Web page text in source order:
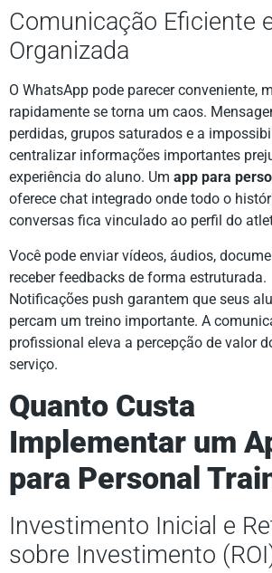
Comunicação Eficiente
Organizada
O WhatsApp pode parecer conveniente,
rapidamente se torna um caos.
perdidas, grupos saturados e a
centralizar informações importantes
experiência do aluno. Um app para
oferece chat integrado onde todo o
conversas fica vinculado ao perfil do
Você pode enviar vídeos, áudios,
receber feedbacks de forma estruturada.
Notificações push garantem que seus
percam um treino importante. A
profissional eleva a percepção de valor
serviço.
Quanto Custa
Implementar um
para Personal
Investimento Inicial e
sobre Investimento